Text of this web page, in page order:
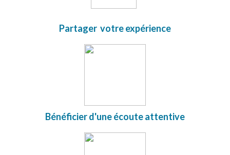
Partager votre expérience
Bénéficier d'une écoute attentive